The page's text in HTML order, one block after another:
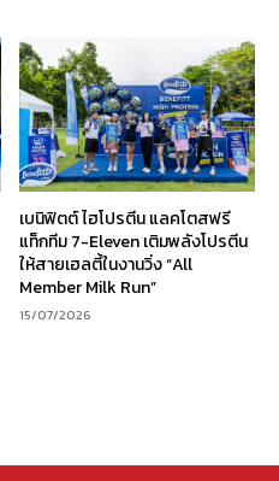
เบนิฟิตต์ ไฮโปรตีน แลคโตสฟรี
แท็กทีม 7-Eleven เติมพลังโปรตีน
ให้สายเฮลตี้ในงานวิ่ง “All
Member Milk Run”
15/07/2026